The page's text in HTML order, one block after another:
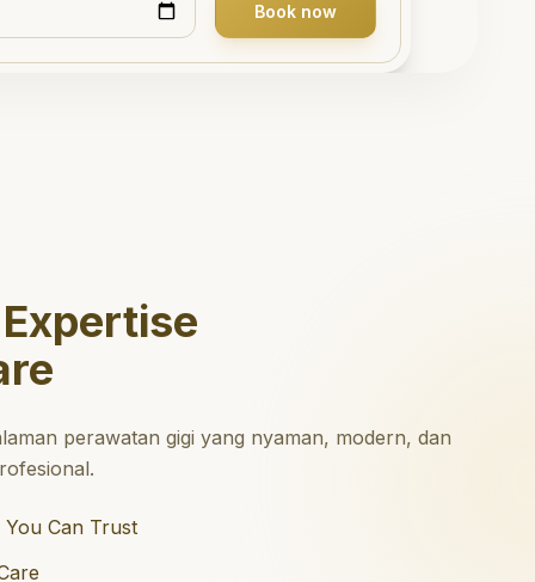
Book now
perawatan gigi yang nyaman, modern, dan
Can Trust